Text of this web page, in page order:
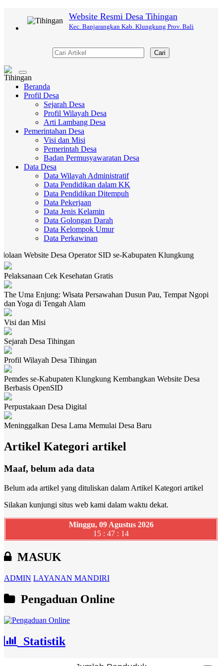
Website Resmi Desa Tihingan
Kec. Banjarangkan Kab. Klungkung Prov. Bali
Cari
Toggle
navigation
Beranda
Profil Desa
Sejarah Desa
Profil Wilayah Desa
Arti Lambang Desa
Pemerintahan Desa
Visi dan Misi
Pemerintah Desa
Badan Permusyawaratan Desa
Data Desa
Data Wilayah Administratif
Data Pendidikan dalam KK
Data Pendidikan Ditempuh
Data Pekerjaan
Data Jenis Kelamin
Data Golongan Darah
Data Kelompok Umur
Data Perkawinan
Desa Operator SID se-Kabupaten Klungkung
Pelaksanaan Cek Kesehatan Gratis
The Uma Enjung: Wisata Persawahan Dusun Pau, Tempat Ngopi
dan Yoga di Tengah Alam
Visi dan Misi
Sejarah Desa Tihingan
Profil Wilayah Desa Tihingan
Pemdes se-Kabupaten Klungkung Kembangkan Website Desa
Berbasis OpenSID
Perpustakaan Desa Digital
Meninggalkan Desa Lama Memulai Desa Baru
Artikel Kategori artikel
Maaf, belum ada data
Belum ada artikel yang dituliskan dalam Artikel Kategori artikel
Silakan kunjungi situs web kami dalam waktu dekat.
Minggu, 09 Agustus 2026
15 : 47 : 15
MASUK
ADMIN LAYANAN MANDIRI
Pengaduan Online
Statistik